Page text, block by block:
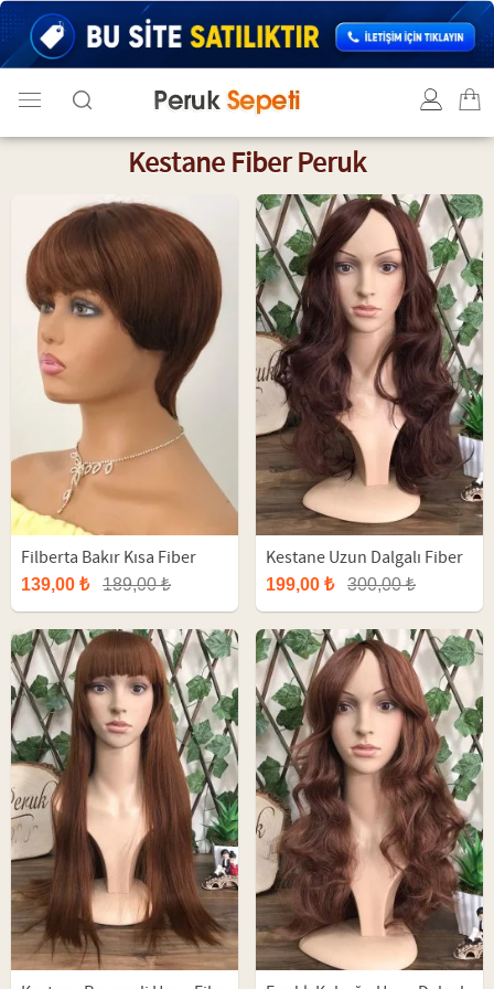
Kestane Fiber Peruk
Filberta Bakır Kısa Fiber
Peruk
139,00 ₺ 189,00 ₺
Kestane Uzun Dalgalı Fiber
Peruk
199,00 ₺ 300,00 ₺